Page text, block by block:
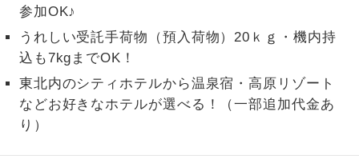
参加OK♪
うれしい受託手荷物（預入荷物）20ｋｇ・機内持
込も7kgまでOK！
東北内のシティホテルから温泉宿・高原リゾート
などお好きなホテルが選べる！（一部追加代金あ
り）
1名様1室同代
金
1名様1室利用でも追加料金がかからない
ご夫婦限定
ご夫婦限定でご参加いただけるコースで
す。